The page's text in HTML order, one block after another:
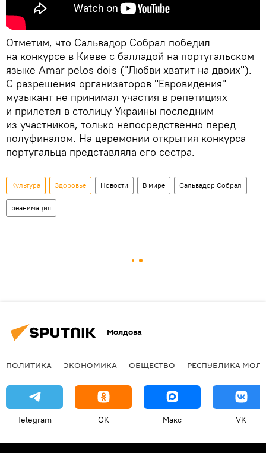
Отметим, что Сальвадор Собрал победил
на конкурсе в Киеве с балладой на португальском
языке Amar pelos dois ("Любви хватит на двоих").
С разрешения организаторов "Евровидения"
музыкант не принимал участия в репетициях
и прилетел в столицу Украины последним
из участников, только непосредственно перед
полуфиналом. На церемонии открытия конкурса
португальца представляла его сестра.
Культура Здоровье Новости В мире Сальвадор Собрал
реанимация
Молдова
ПОЛИТИКА ЭКОНОМИКА ОБЩЕСТВО РЕСПУБЛИКА
Telegram OK Макс VK